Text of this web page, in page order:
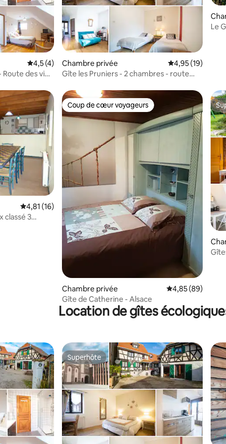
Évaluation moyenne sur la base de 4 commentaires : 4,5
4,5 (4)
des vins
Chambre privée Évaluation
4,95 (19)
Gîte les Pruniers - 2 chambres - route
Le
Évaluation moyenne sur la base de 16 commentaires : 4,81
4,81 (16)
classé 3
Coup de cœur voyageurs
Coup de cœur voyageurs
Chambre privée Évaluation
4,85 (89)
Gîte de Catherine - Alsace
Location de gîtes
Superhôte
Superhôte